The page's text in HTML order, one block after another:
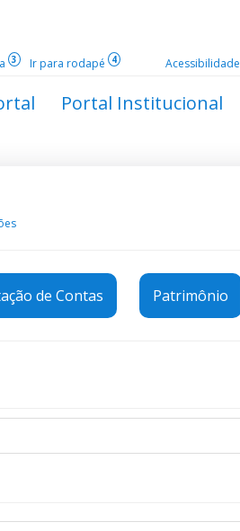
3 Ir para rodapé 4 Acessibilidade
Portal Institucional
de Contas Patrimônio